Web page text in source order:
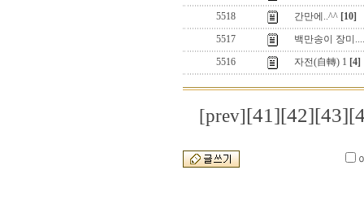
5518
간만에..^^ [10]
5517
백만송이 장미
5516
자전(自轉) 1 [4]
[prev][41][42][43]